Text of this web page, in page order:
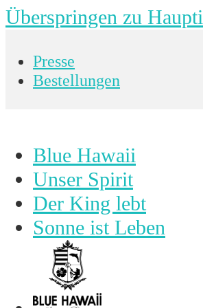
Überspringen zu
Presse
Bestellungen
Blue Hawaii
Unser Spirit
Der King lebt
Sonne ist Leben